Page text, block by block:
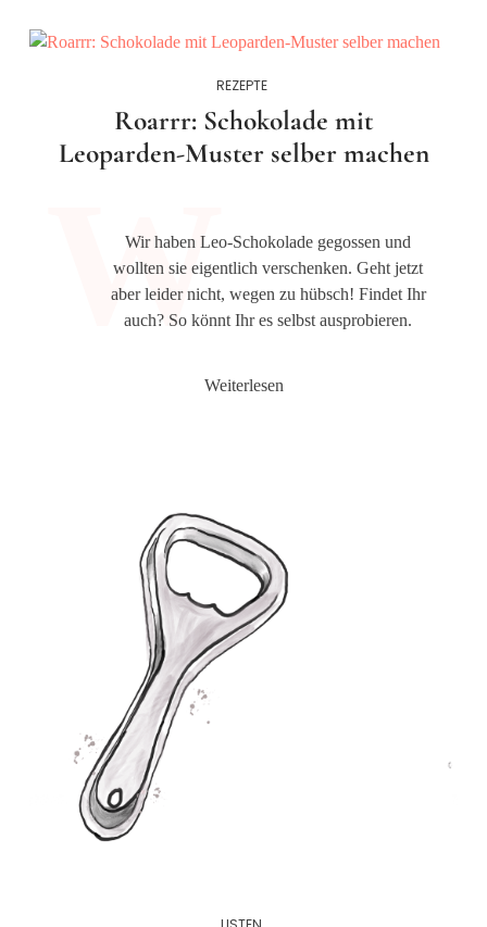
REZEPTE
Roarrr: Schokolade mit
Leoparden-Muster selber machen
Wir haben Leo-Schokolade gegossen und
wollten sie eigentlich verschenken. Geht jetzt
aber leider nicht, wegen zu hübsch! Findet Ihr
auch? So könnt Ihr es selbst ausprobieren.
Weiterlesen